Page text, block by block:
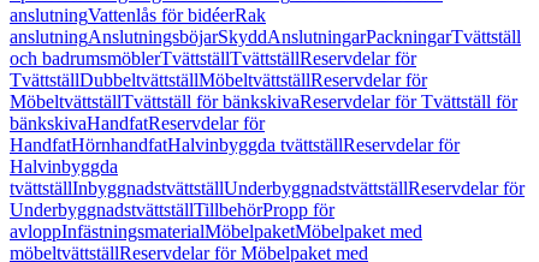
anslutningVattenlås för bidéerRak
anslutningAnslutningsböjarSkyddAnslutningarPackningarTvättställ
och badrumsmöblerTvättställTvättställReservdelar för
TvättställDubbeltvättställMöbeltvättställReservdelar för
MöbeltvättställTvättställ för bänkskivaReservdelar för Tvättställ för
bänkskivaHandfatReservdelar för
HandfatHörnhandfatHalvinbyggda tvättställReservdelar för
Halvinbyggda
tvättställInbyggnadstvättställUnderbyggnadstvättställReservdelar för
UnderbyggnadstvättställTillbehörPropp för
avloppInfästningsmaterialMöbelpaketMöbelpaket med
möbeltvättställReservdelar för Möbelpaket med